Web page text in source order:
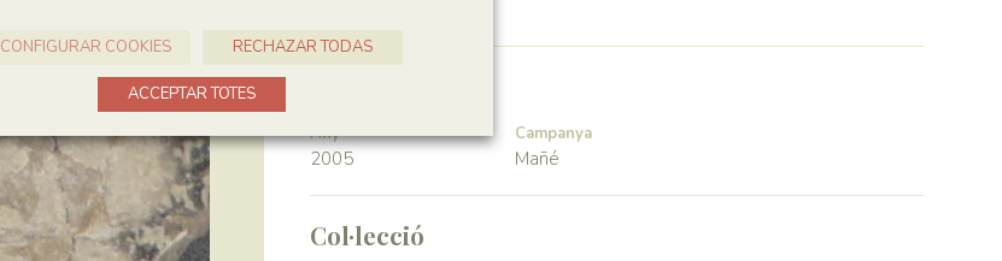
Any
2005
Campanya
Mañé
Col·lecció
CONFIGURAR COOKIES RECHAZAR TODAS
ACCEPTAR TOTES